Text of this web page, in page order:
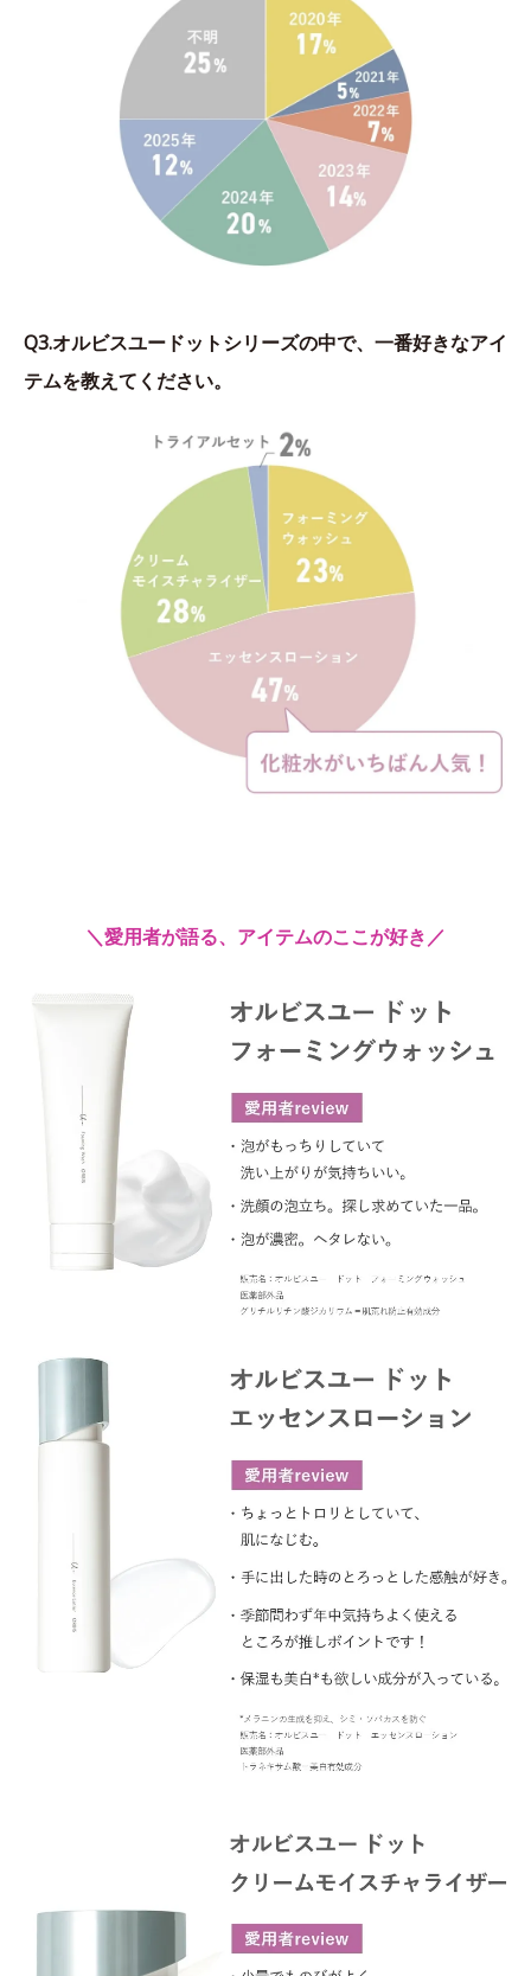
Q3.オルビスユードットシリーズの中で、一番好きなアイ
テムを教えてください。
＼愛用者が語る、アイテムのここが好き／